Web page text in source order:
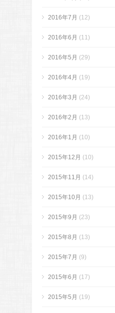
2016年7月 (12)
2016年6月 (11)
2016年5月 (29)
2016年4月 (19)
2016年3月 (24)
2016年2月 (13)
2016年1月 (10)
2015年12月 (10)
2015年11月 (14)
2015年10月 (13)
2015年9月 (23)
2015年8月 (13)
2015年7月 (9)
2015年6月 (17)
2015年5月 (19)